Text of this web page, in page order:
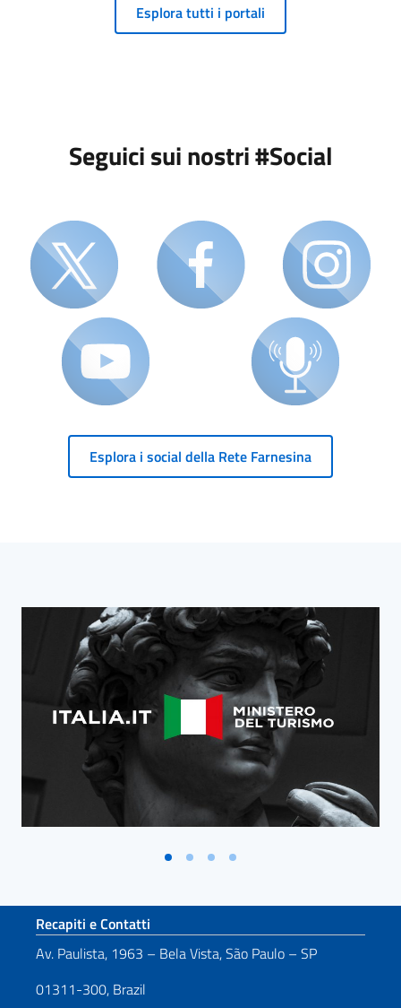
Esplora tutti i portali
Seguici sui nostri #Social
Esplora i social della Rete Farnesina
Blocco Banner
Sezione footer
Recapiti e Contatti
Av. Paulista, 1963 – Bela Vista, São Paulo – SP
01311-300, Brazil